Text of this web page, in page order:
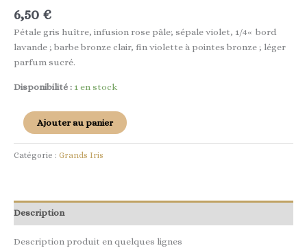
6,50 €
Pétale gris huître, infusion rose pâle; sépale violet, 1 /4« bord
lavande ; barbe bronze clair, fin violette à pointes bronze ; léger
parfum sucré.
Disponibilité : 1 en stock
Ajouter au panier
Catégorie : Grands Iris
Description
Description produit en quelques lignes